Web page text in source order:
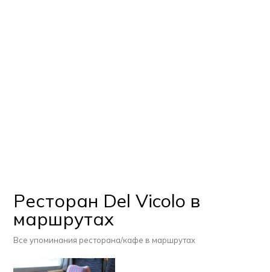
Ресторан Del Vicolo в
маршрутах
Все упоминания ресторана/кафе в маршрутах